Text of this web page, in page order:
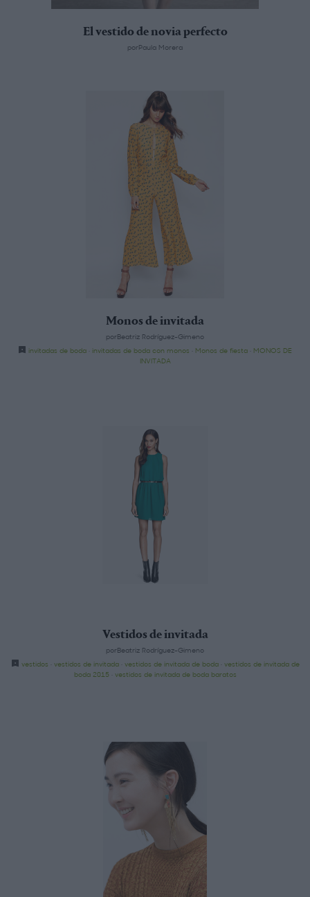
El vestido de novia perfecto
porPaula Morera
Monos de invitada
porBeatriz Rodríguez-Gimeno
invitadas de boda
invitadas de boda con monos Monos de fiesta
MONOS DE
INVITADA
Vestidos de invitada
porBeatriz Rodríguez-Gimeno
vestidos
vestidos de invitada· vestidos de invitada de boda· vestidos de invitada de
boda 2015
vestidos de invitada de boda baratos